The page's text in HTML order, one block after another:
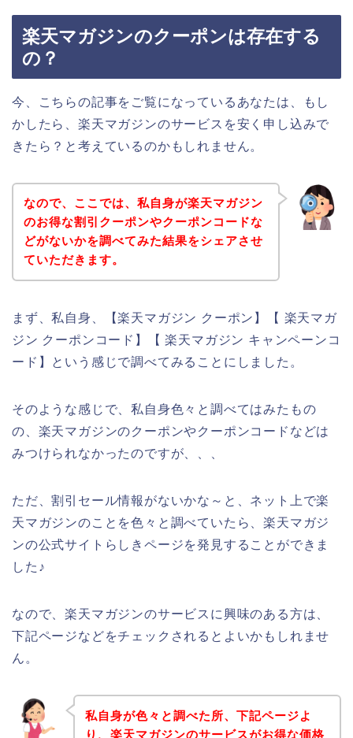
楽天マガジンのクーポンは存在する
の？
今、こちらの記事をご覧になっているあなたは、もし
かしたら、楽天マガジンのサービスを安く申し込みで
きたら？と考えているのかもしれません。
なので、ここでは、私自身が楽天マガジン
のお得な割引クーポンやクーポンコードな
どがないかを調べてみた結果をシェアさせ
ていただきます。
まず、私自身、【楽天マガジン クーポン】【 楽天マガ
ジン クーポンコード】【 楽天マガジン キャンペーンコ
ード】という感じで調べてみることにしました。
そのような感じで、私自身色々と調べてはみたもの
の、楽天マガジンのクーポンやクーポンコードなどは
みつけられなかったのですが、、、
ただ、割引セール情報がないかな～と、ネット上で楽
天マガジンのことを色々と調べていたら、楽天マガジ
ンの公式サイトらしきページを発見することができま
した♪
なので、楽天マガジンのサービスに興味のある方は、
下記ページなどをチェックされるとよいかもしれませ
ん。
私自身が色々と調べた所、下記ページよ
り、楽天マガジンのサービスがお得な価格